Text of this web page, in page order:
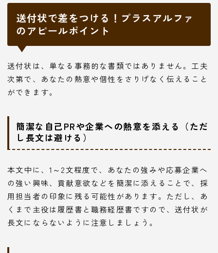
送付状で差をつける！プラスアルファ
のアピールポイント
送付状は、単なる事務的な書類ではありません。工夫
次第で、あなたの熱意や個性をさりげなく伝えること
ができます。
簡潔な自己PRや企業への熱意を添える（ただ
し長文は避ける）
本文中に、1～2文程度で、あなたの強みや応募企業へ
の強い興味、貢献意欲などを簡潔に添えることで、採
用担当者の印象に残る可能性があります。ただし、あ
くまで主役は履歴書と職務経歴書ですので、送付状が
長文にならないように注意しましょう。